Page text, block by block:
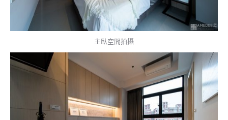
主臥空間拍攝